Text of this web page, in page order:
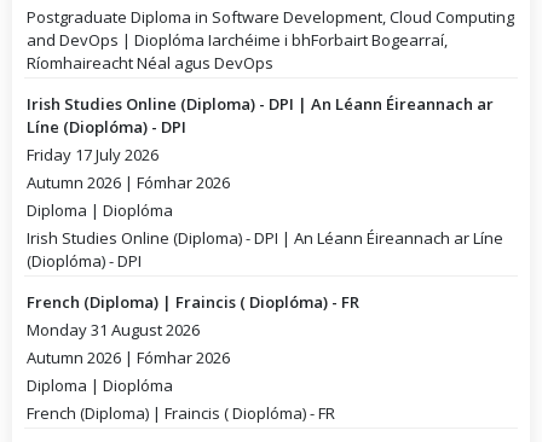
Postgraduate Diploma in Software Development, Cloud Computing
and DevOps | Dioplóma Iarchéime i bhForbairt Bogearraí,
Ríomhaireacht Néal agus DevOps
Irish Studies Online (Diploma) - DPI | An Léann Éireannach ar
Líne (Dioplóma) - DPI
Friday 17 July 2026
Autumn 2026 | Fómhar 2026
Diploma | Dioplóma
Irish Studies Online (Diploma) - DPI | An Léann Éireannach ar Líne
(Dioplóma) - DPI
French (Diploma) | Fraincis ( Dioplóma) - FR
Monday 31 August 2026
Autumn 2026 | Fómhar 2026
Diploma | Dioplóma
French (Diploma) | Fraincis ( Dioplóma) - FR